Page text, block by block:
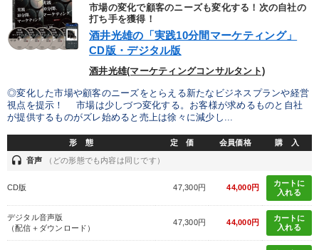
市場の変化で顧客のニーズも変化する！次の自社の
打ち手を獲得！
酒井光雄の「実践10分間マーケティング」
CD版・デジタル版
酒井光雄(マーケティングコンサルタント)
◎変化した市場や顧客のニーズをとらえる新たなビジネスプランや経営
視点を提示！ 市場は少しづつ変化する。お客様が求めるものと自社
が提供するものがズレ始めると売上は徐々に減少し...
形 態 定 価 会員価格 購 入
headset 音声 （どの形態でも内容は同じです）
CD版 47,300円 44,000円
カートに
入れる
デジタル音声版
（配信＋ダウンロード）
47,300円 44,000円
カートに
入れる